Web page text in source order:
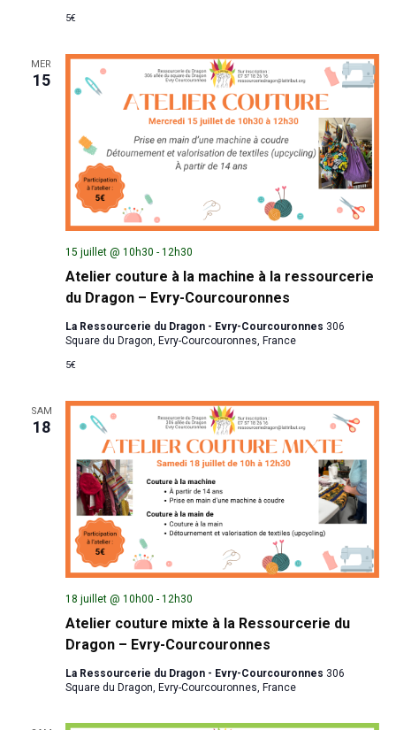
5€
MER
15
Atelier couture à la machine à la ressourcerie
du Dragon – Evry-Courcouronnes
15 juillet @ 10h30 - 12h30
La Ressourcerie du Dragon - Evry-Courcouronnes 306
Square du Dragon, Evry-Courcouronnes, France
5€
SAM
18
Atelier couture mixte à la Ressourcerie du
Dragon – Evry-Courcouronnes
18 juillet @ 10h00 - 12h30
La Ressourcerie du Dragon - Evry-Courcouronnes 306
Square du Dragon, Evry-Courcouronnes, France